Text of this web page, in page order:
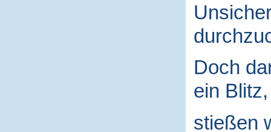
Doch
ein Blitz,
stießen